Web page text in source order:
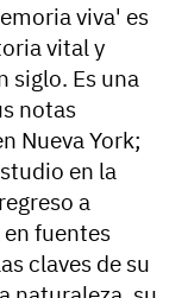
viva' es
vital y
siglo. Es una
notas
Nueva York;
en la
a
fuentes
claves de su